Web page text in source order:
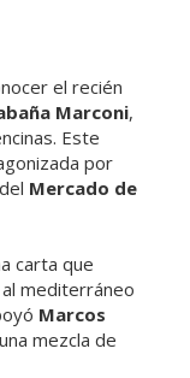
el recién
Marconi,
Este
por
Mercado de
carta que
mediterráneo
Marcos
mezcla de